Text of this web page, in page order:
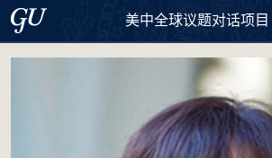
Skip to 美中全球议题对话项目 Full Site Menu
Skip to main content
Georgetown University美中全球议题对话项目